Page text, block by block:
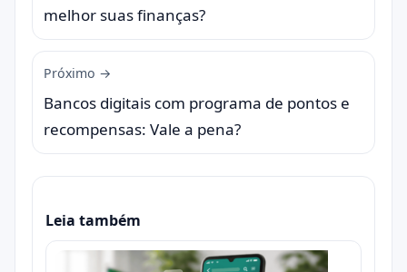
melhor suas finanças?
Próximo →
Bancos digitais com programa de pontos e
recompensas: Vale a pena?
Leia também